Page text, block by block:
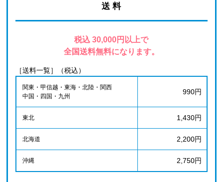
送 料
税込 30,000円以上で
全国送料無料になります。
［送料一覧］（税込）
関東・甲信越・東海・北陸・関西
中国・四国・九州
990円
東北 1,430円
北海道 2,200円
沖縄 2,750円